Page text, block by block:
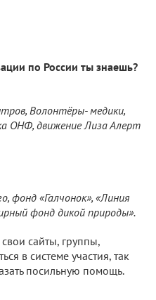
по России ты знаешь?
Волонтёры- медики,
ОНФ, движение Лиза Алерт
фонд «Галчонок», «Линия
фонд дикой природы».
сайты, группы,
в системе участия, так
посильную помощь.